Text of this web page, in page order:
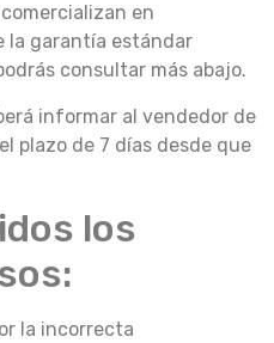
en
la garantía estándar
consultar más abajo.
informar al vendedor de
plazo de 7 días desde que
los
la incorrecta